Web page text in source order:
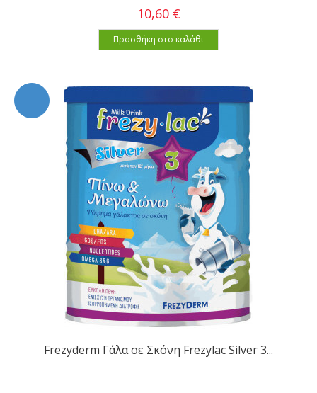
10,60 €
Προσθήκη στο καλάθι
Frezyderm Γάλα σε Σκόνη Frezylac Silver 3...